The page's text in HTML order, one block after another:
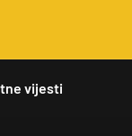
vijesti